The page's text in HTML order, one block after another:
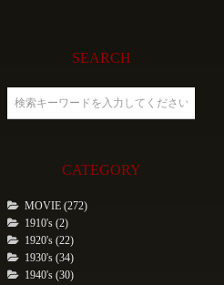
SEARCH
CATEGORY
MOVIE (272)
1910's (2)
1920's (22)
1930's (34)
1940's (30)